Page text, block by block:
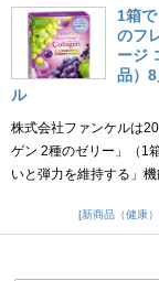
1箱
のフ
ージ
品）
ル
株式会社ファンケルは
ゲン 2種のゼリー」（1
いと弾力を維持する」
新商品（健康）